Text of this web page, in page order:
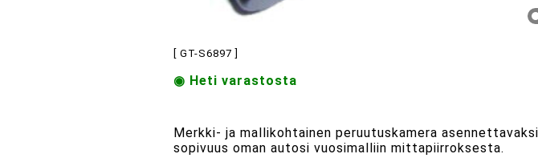
[ GT-S6897 ]
◉ Heti varastosta
Merkki- ja mallikohtainen peruutuskamera
sopivuus oman autosi vuosimalliin mittapiirroksesta.